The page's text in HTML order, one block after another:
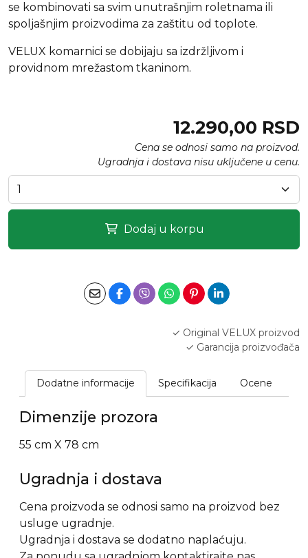
se kombinovati sa svim unutrašnjim roletnama ili
spoljašnjim proizvodima za zaštitu od toplote.
VELUX komarnici se dobijaju sa izdržljivom i
providnom mrežastom tkaninom.
12.290,00 RSD
Cena se odnosi samo na proizvod.
Ugradnja i dostava nisu uključene u cenu.
Dodaj u korpu
✓ Original VELUX proizvod
✓ Garancija proizvođača
Dodatne informacije
Specifikacija Ocene
Dimenzije prozora
55 cm X 78 cm
Ugradnja i dostava
Cena proizvoda se odnosi samo na proizvod bez
usluge ugradnje.
Ugradnja i dostava se dodatno naplaćuju.